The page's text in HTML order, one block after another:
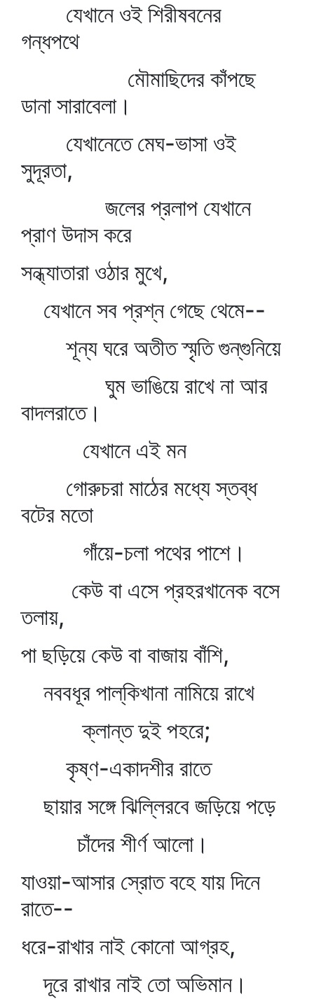
যেখানে ওই শিরীষবনের
গন্ধপথে
মৌমাছিদের কাঁপছে
ডানা সারাবেলা।
যেখানেতে মেঘ-ভাসা ওই
সুদূরতা,
জলের প্রলাপ যেখানে
প্রাণ উদাস করে
সন্ধ্যাতারা ওঠার মুখে,
যেখানে সব প্রশ্ন গেছে থেমে--
শূন্য ঘরে অতীত স্মৃতি গুন্‌গুনিয়ে
ঘুম ভাঙিয়ে রাখে না আর
বাদলরাতে।
যেখানে এই মন
গোরুচরা মাঠের মধ্যে স্তব্ধ
বটের মতো
গাঁয়ে-চলা পথের পাশে।
কেউ বা এসে প্রহরখানেক বসে
তলায়,
পা ছড়িয়ে কেউ বা বাজায় বাঁশি,
নববধূর পাল্‌কিখানা নামিয়ে রাখে
ক্লান্ত দুই পহরে;
কৃষ্ণ-একাদশীর রাতে
ছায়ার সঙ্গে ঝিল্লিরবে জড়িয়ে পড়ে
চাঁদের শীর্ণ আলো।
যাওয়া-আসার স্রোত বহে যায় দিনে
রাতে--
ধরে-রাখার নাই কোনো আগ্রহ,
দূরে রাখার নাই তো অভিমান।